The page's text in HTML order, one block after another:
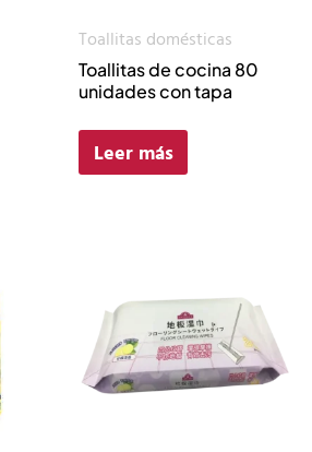
Toallitas domésticas
Toallitas de cocina 80
unidades con tapa
Leer más